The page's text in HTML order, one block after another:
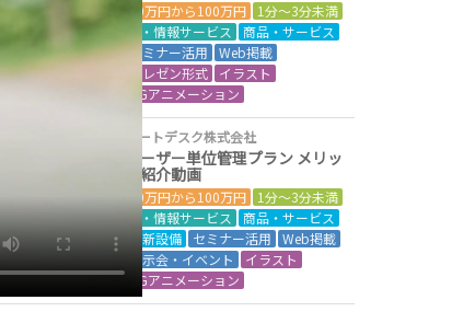
50万円から100万円
1分～3分未満
IT・情報サービス
商品・サービス
セミナー活用
Web掲載
プレゼン形式
イラスト
CGアニメーション
オートデスク株式会社
ユーザー単位管理プラン メリッ
ト紹介動画
50万円から100万円
1分～3分未満
IT・情報サービス
商品・サービス
最新設備
セミナー活用
Web掲載
展示会・イベント
イラスト
CGアニメーション